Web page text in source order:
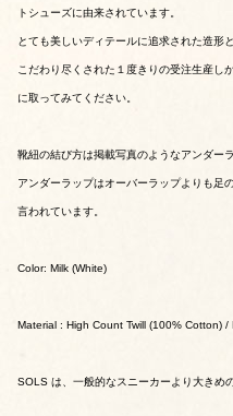
トシューズに由来されています。
とても美しいディテールに追求された造形
こだわり尽くされた１度きりの受注生産し
に取ってみてください。
靴紐の結び方は掲載写真のようなアンダー
アンダーラップはオーバーラップよりも足
言われています。
Color: Milk (White)
Material : High Count Twill (100% Cotton) /
SOLS は、一般的なスニーカーより大きめ